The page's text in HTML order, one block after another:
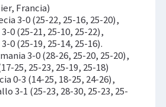
Francia)
3-0 (25-22, 25-16, 25-20),
0 (25-21, 25-10, 25-22),
0 (25-19, 25-14, 25-16).
3-0 (28-26, 25-20, 25-20),
25, 25-23, 25-19, 25-18)
0-3 (14-25, 18-25, 24-26),
3-1 (25-23, 28-30, 25-23, 25-